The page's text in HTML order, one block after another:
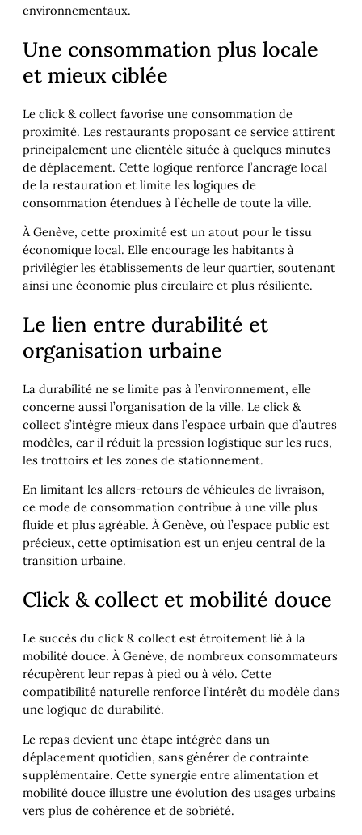
environnementaux.
Une consommation plus locale
et mieux ciblée
Le click & collect favorise une consommation de
proximité. Les restaurants proposant ce service attirent
principalement une clientèle située à quelques minutes
de déplacement. Cette logique renforce l’ancrage local
de la restauration et limite les logiques de
consommation étendues à l’échelle de toute la ville.
À Genève, cette proximité est un atout pour le tissu
économique local. Elle encourage les habitants à
privilégier les établissements de leur quartier, soutenant
ainsi une économie plus circulaire et plus résiliente.
Le lien entre durabilité et
organisation urbaine
La durabilité ne se limite pas à l’environnement, elle
concerne aussi l’organisation de la ville. Le click &
collect s’intègre mieux dans l’espace urbain que d’autres
modèles, car il réduit la pression logistique sur les rues,
les trottoirs et les zones de stationnement.
En limitant les allers-retours de véhicules de livraison,
ce mode de consommation contribue à une ville plus
fluide et plus agréable. À Genève, où l’espace public est
précieux, cette optimisation est un enjeu central de la
transition urbaine.
Click & collect et mobilité douce
Le succès du click & collect est étroitement lié à la
mobilité douce. À Genève, de nombreux consommateurs
récupèrent leur repas à pied ou à vélo. Cette
compatibilité naturelle renforce l’intérêt du modèle dans
une logique de durabilité.
Le repas devient une étape intégrée dans un
déplacement quotidien, sans générer de contrainte
supplémentaire. Cette synergie entre alimentation et
mobilité douce illustre une évolution des usages urbains
vers plus de cohérence et de sobriété.